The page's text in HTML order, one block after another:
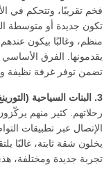
فخم تقريبًا، وتتحكم في
تكون جديدة أو متوسطة
منظم، وغالبًا بيكون
يقدمونها. الفرق
تضمن توفر غرفة نظيفة
3. البنات السياحية (التورينغ):
رحلاتهم. كثير منهم
الإتصال عبر تطبيقات
يخلون شقة ثابتة، غالبًا
تجربة جديدة ومختلفة،
كاماسوترا
استمناء
سيدة
مساج البروستاتا
لحس شرجي فعال
لحس شرجي